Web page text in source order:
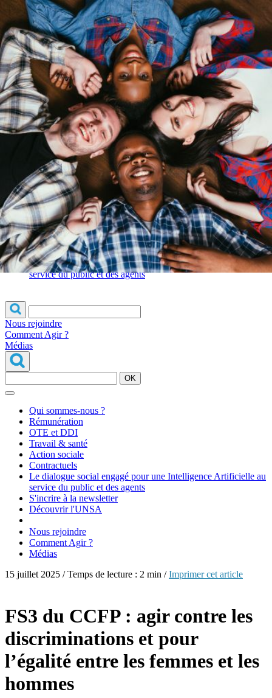
Qui
sommes-
nous ?
S'inscrire à
la
newsletter
Découvrir
l'UNSA
Rémunération
OTE et DDI
|
Travail & santé
|
Action sociale
|
Contractuels
|
Le dialogue social engagé pour une Intelligence Artificielle au
service du public et des agents
Nous rejoindre
Comment Agir ?
Médias
OK
Qui sommes-nous ?
Rémunération
OTE et DDI
Travail & santé
Action sociale
Contractuels
Le dialogue social engagé pour une Intelligence Artificielle au
service du public et des agents
S'incrire à la newsletter
Découvrir l'UNSA
Nous rejoindre
Comment Agir ?
Médias
15 juillet 2025 / Temps de lecture : 2 min /Imprimer cet article
FS3 du CCFP : agir contre les
discriminations et pour
l’égalité entre les femmes et les
hommes